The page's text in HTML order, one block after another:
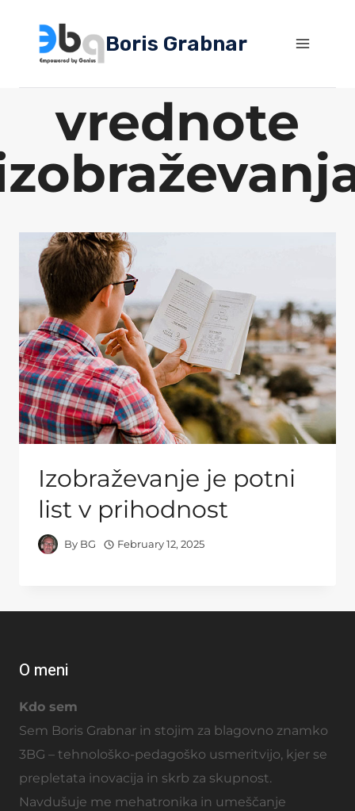
content
Boris Grabnar
vrednote
Izobraževanje je potni
list v prihodnost
By BG February 12, 2025
O meni
Kdo sem
Sem Boris Grabnar in stojim za blagovno znamko
3BG – tehnološko-pedagoško usmeritvijo, kjer se
prepletata inovacija in skrb za skupnost.
Navdušuje me mehatronika in umeščanje